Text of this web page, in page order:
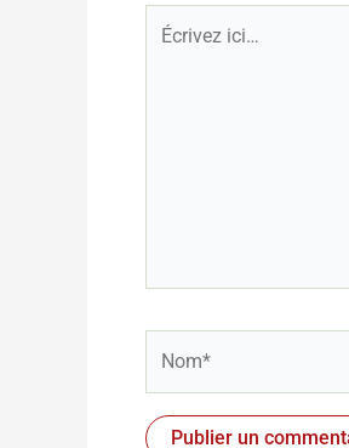
Écrivez